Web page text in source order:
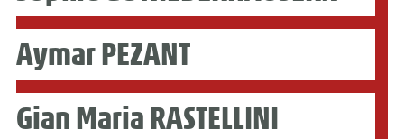
Aymar PEZANT
Gian Maria RASTELLINI